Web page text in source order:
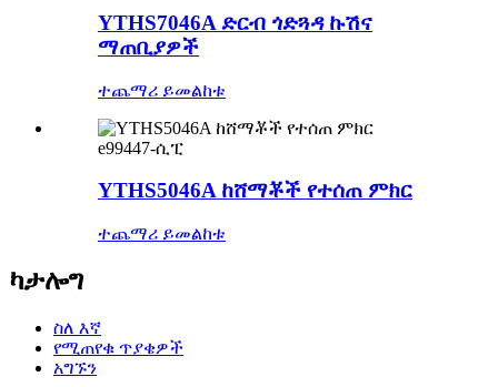
YTHS7046A ድርብ ጎድጓዳ ኩሽና
ማጠቢያዎች
ተጨማሪ ይመልከቱ
e99447-ሲፒ
YTHS5046A ከሸማቾች የተሰጠ ምክር
ተጨማሪ ይመልከቱ
ካታሎግ
ስለ እኛ
የሚጠየቁ ጥያቄዎች
አግኙን